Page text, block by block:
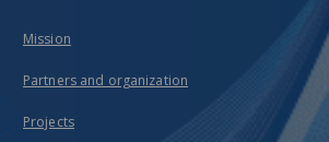
Mission
Partners and organization
Projects